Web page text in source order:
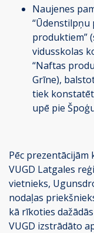
Naujenes
produktiem”
vidusskolas
“Naftas
Grīne),
tiek
upē pie
Pēc
VUGD Latgales
vietnieks,
nodaļas
kā rīkoties
VUGD izstrādāto